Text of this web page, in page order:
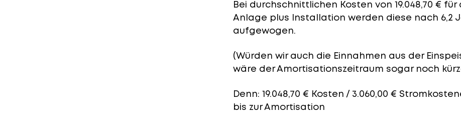
Bei durchschnittlichen Kosten von 19.048,70 €
Anlage plus Installation werden diese nach 6,2
aufgewogen.
(Würden wir auch die Einnahmen aus der
wäre derAmortisationszeitraum sogar noch
Denn: 19.048,70 € Kosten / 3.060,00 €
bis zur Amortisation